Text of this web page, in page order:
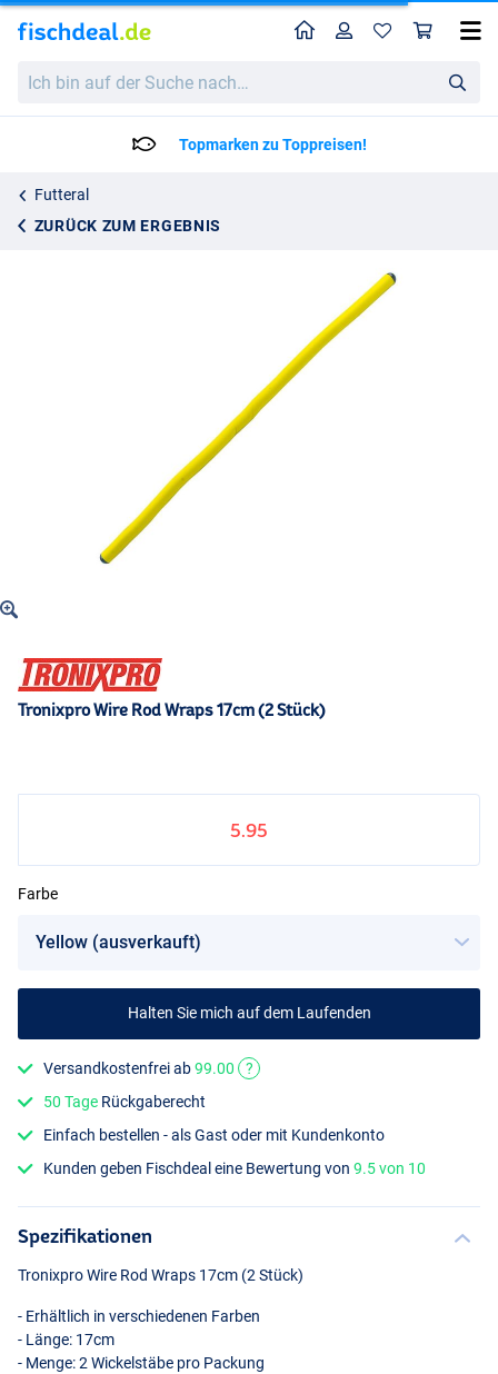
bin
HomeProfil
Topmarken zu Toppreisen!
Futteral
ZURÜCK ZUM ERGEBNIS
Tronixpro Wire Rod Wraps 17cm (2 Stück)
5.95
Tronixpro Wire Rod Wraps 17cm (2 Stück)
5.95
Farbe
Halten Sie mich auf dem Laufenden
Versandkostenfrei ab99.00
?
50 Tage Rückgaberecht
Einfach bestellen - als Gast oder mit Kundenkonto
Kunden geben Fischdeal eine Bewertung von9.5 von 10
Spezifikationen
Tronixpro Wire Rod Wraps 17cm (2 Stück)
- Erhältlich in verschiedenen Farben
- Länge: 17cm
- Menge: 2 Wickelstäbe pro Packung